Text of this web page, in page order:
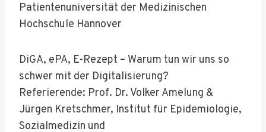
Patientenuniversität der Medizinischen
Hochschule Hannover
DiGA, ePA, E-Rezept – Warum tun wir uns so
schwer mit der Digitalisierung?
Referierende: Prof. Dr. Volker Amelung &
Jürgen Kretschmer, Institut für Epidemiologie,
Sozialmedizin und